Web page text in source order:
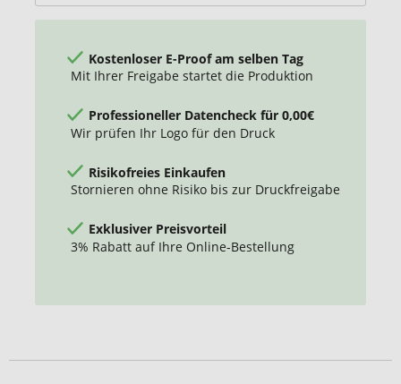
Kostenloser E-Proof am selben Tag
Mit Ihrer Freigabe startet die Produktion
Professioneller Datencheck für 0,00€
Wir prüfen Ihr Logo für den Druck
Risikofreies Einkaufen
Stornieren ohne Risiko bis zur Druckfreigabe
Exklusiver Preisvorteil
3% Rabatt auf Ihre Online-Bestellung